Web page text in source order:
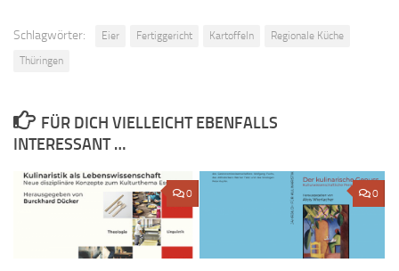
Schlagwörter: Eier Fertiggericht Kartoffeln
Regionale Küche
Thüringen
FÜR DICH VIELLEICHT EBENFALLS
INTERESSANT …
0 0